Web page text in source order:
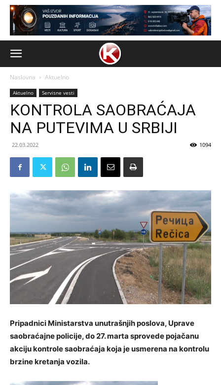
Naslovna Aktuelno
Aktuelno Servisne vesti
KONTROLA SAOBRAĆAJA
NA PUTEVIMA U SRBIJI
22.03.2022 1094
Pripadnici Ministarstva unutrašnjih poslova, Uprave
saobraćajne policije, do 27. marta sprovede pojačanu
akciju kontrole saobraćaja koja je usmerena na kontrolu
brzine kretanja vozila.